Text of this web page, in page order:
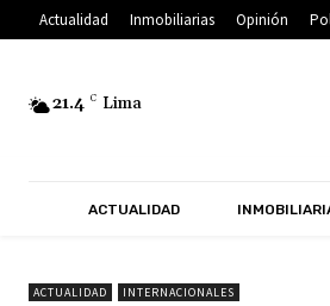
Actualidad Inmobiliarias Opinión
21.4 C Lima
ACTUALIDAD
ACTUALIDAD INTERNACIONALES